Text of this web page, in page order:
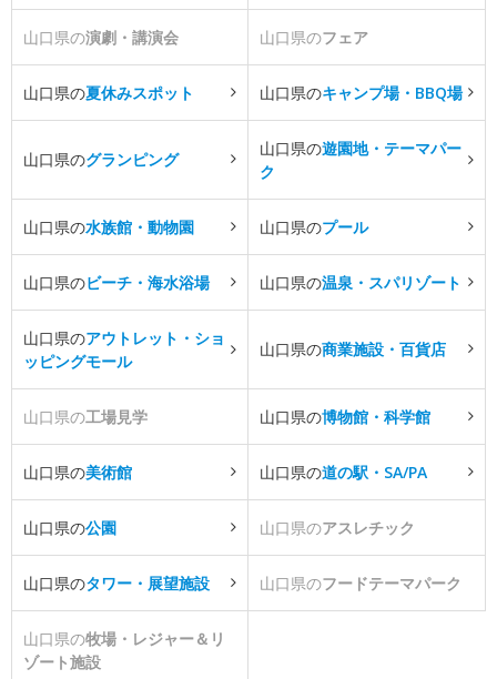
山口県の演劇・講演会 山口県のフェア
山口県の夏休みスポット 山口県のキャンプ場・BBQ場
山口県のグランピング
山口県の遊園地・テーマパー
ク
山口県の水族館・動物園 山口県のプール
山口県のビーチ・海水浴場 山口県の温泉・スパリゾート
山口県のアウトレット・ショ
ッピングモール
山口県の商業施設・百貨店
山口県の工場見学 山口県の博物館・科学館
山口県の美術館 山口県の道の駅・SA/PA
山口県の公園 山口県のアスレチック
山口県のタワー・展望施設 山口県のフードテーマパーク
山口県の牧場・レジャー＆リ
ゾート施設